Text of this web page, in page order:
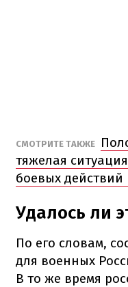
СМОТРИТЕ ТАКЖЕ
тяжелая
боевых действий
Удалось ли
По его словам,
для военных
В то же время